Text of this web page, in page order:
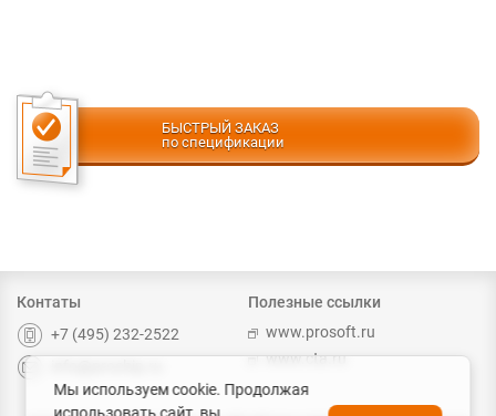
БЫСТРЫЙ ЗАКАЗ
по спецификации
Контаты
+7 (495) 232-2522
Полезные ссылки
www.prosoft.ru
www.cta.ru
Мы используем cookie. Продолжая